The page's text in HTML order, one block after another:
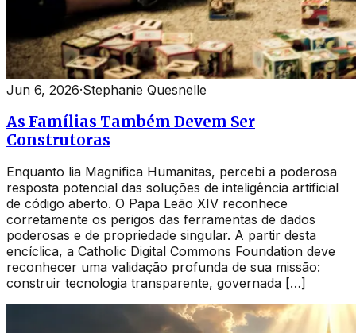
Jun 6, 2026·Stephanie Quesnelle
As Famílias Também Devem Ser
Construtoras
Enquanto lia Magnifica Humanitas, percebi a poderosa
resposta potencial das soluções de inteligência artificial
de código aberto. O Papa Leão XIV reconhece
corretamente os perigos das ferramentas de dados
poderosas e de propriedade singular. A partir desta
encíclica, a Catholic Digital Commons Foundation deve
reconhecer uma validação profunda de sua missão:
construir tecnologia transparente, governada […]